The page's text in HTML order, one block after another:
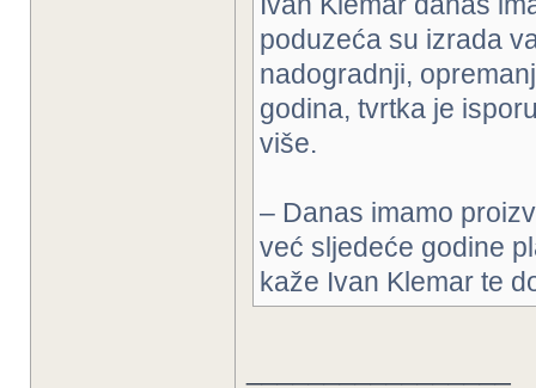
poduzeća su izrada
nadogradnji,
godina, tvrtka je
više.
– Danas imamo
već sljedeće godine
kaže Ivan Klemar te